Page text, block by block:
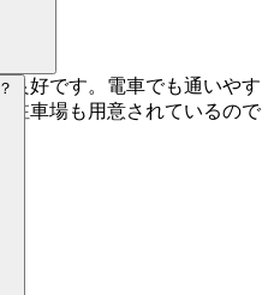
良好です。電車でも通いやす
駐車場も用意されているので